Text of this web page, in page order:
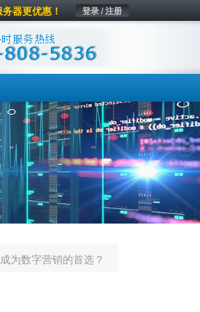
登录 / 注册
器更优惠！
为数字营销的首选？